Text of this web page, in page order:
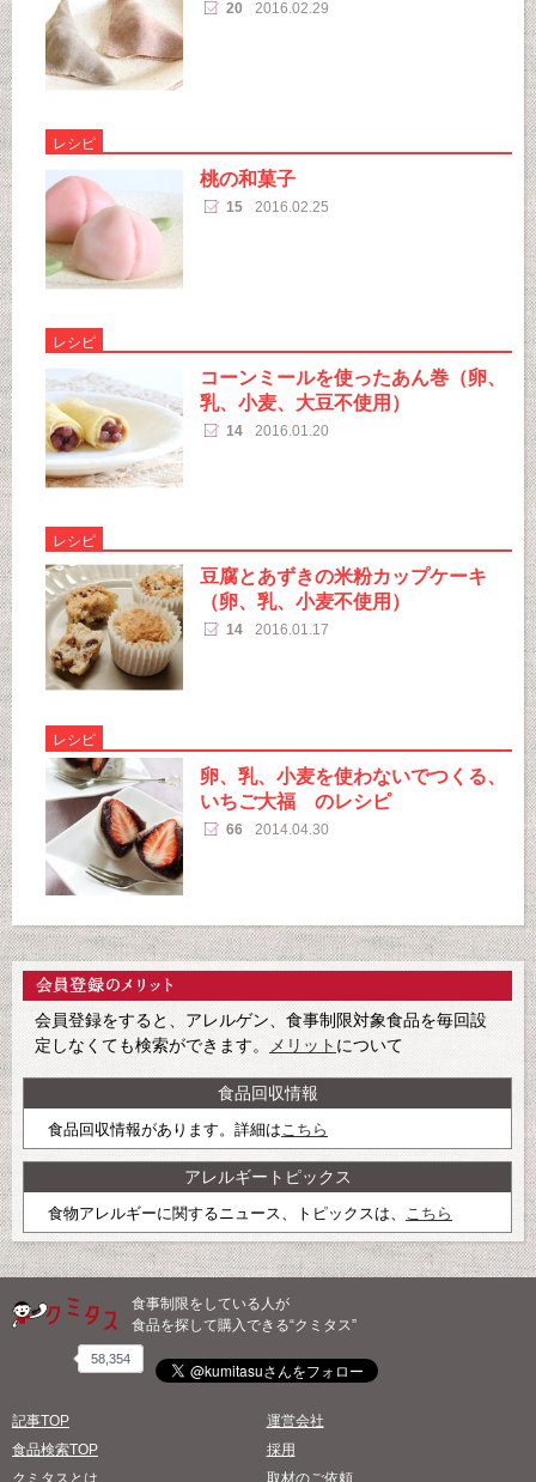
20 2016.02.29
レシピ
桃の和菓子
15 2016.02.25
レシピ
コーンミールを使ったあん巻（卵、
乳、小麦、大豆不使用）
14 2016.01.20
レシピ
豆腐とあずきの米粉カップケーキ
（卵、乳、小麦不使用）
14 2016.01.17
レシピ
卵、乳、小麦を使わないでつくる、
いちご大福 のレシピ
66 2014.04.30
会員登録をすると、アレルゲン、食事制限対象食品を毎回設
定しなくても検索ができます。
メリット について
食品回収情報
食品回収情報があります。詳細は こちら
アレルギートピックス
食物アレルギーに関するニュース、トピックスは、 こちら
食事制限をしている人が
食品を探して購入できる“クミタス”
58,354
記事TOP
食品検索TOP
クミタスとは
運営会社
採用
取材のご依頼